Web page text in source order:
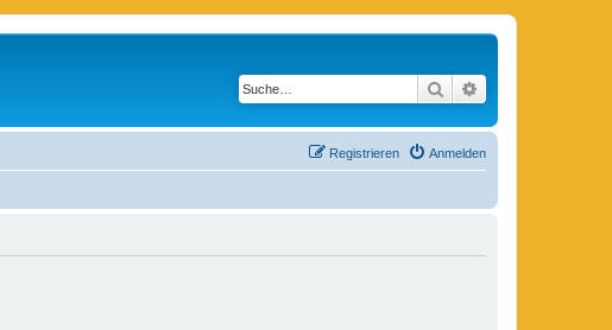
Suche
Anmelden
Registrieren